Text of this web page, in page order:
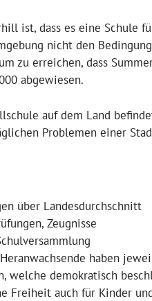
ist, dass es eine Schule
nicht den
zu erreichen, dass
abgewiesen.
auf dem Land
Problemen einer
über Landesdurchschnitt
Zeugnisse
haben
welche demokratisch
Freiheit auch für Kinder